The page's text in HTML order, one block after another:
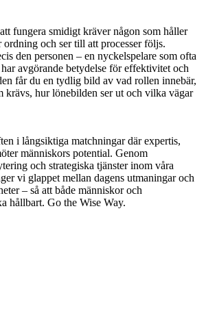
fungera smidigt kräver någon som håller
ordning och ser till att processer följs.
den personen – en nyckelspelare som ofta
avgörande betydelse för effektivitet och
får du en tydlig bild av vad rollen innebär,
krävs, hur lönebilden ser ut och vilka vägar
i långsiktiga matchningar där expertis,
människors potential. Genom
och strategiska tjänster inom våra
vi glappet mellan dagens utmaningar och
– så att både människor och
hållbart. Go the Wise Way.